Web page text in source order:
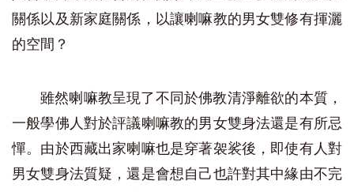
關係以及新家庭關係，以讓喇嘛教的男女雙修有揮灑
的空間？
雖然喇嘛教呈現了不同於佛教清淨離欲的本質，
一般學佛人對於評議喇嘛教的男女雙身法還是有所忌
憚。由於西藏出家喇嘛也是穿著袈裟後，即使有人對
男女雙身法質疑，還是會想自己也許對其中緣由不完